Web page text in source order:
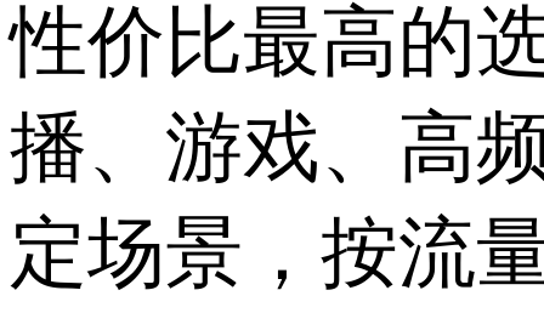
性价比最高的
播、游戏、高
定场景，按流